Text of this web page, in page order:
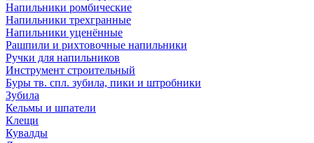
Напильники ромбические
Напильники трехгранные
Напильники уценённые
Рашпили и рихтовочные напильники
Ручки для напильников
Инструмент строительный
Буры тв. спл. зубила, пики и штробники
Зубила
Кельмы и шпатели
Клещи
Кувалды